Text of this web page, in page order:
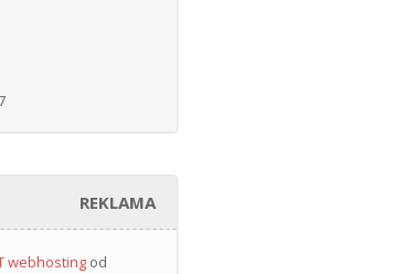
REKLAMA
webhosting od